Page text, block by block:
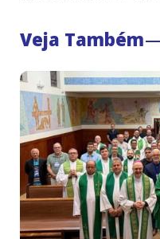
Veja Também